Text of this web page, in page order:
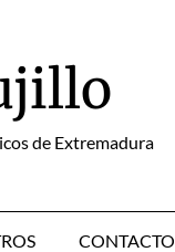
de Extremadura
CONTACTO